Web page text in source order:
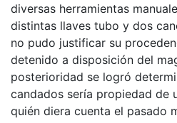
diversas herramientas
distintas llaves tubo y dos
no pudo justificar su
detenido a disposición del
posterioridad se logró
candados sería propiedad de
quién diera cuenta el pasado